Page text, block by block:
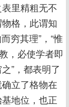
里精粗无不
格，此谓知
穷其理”，“惟
，必使学者即
”，都表明了
立了格物在
地位，也正